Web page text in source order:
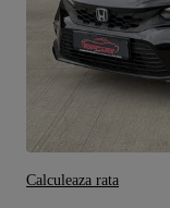
Calculeaza rata